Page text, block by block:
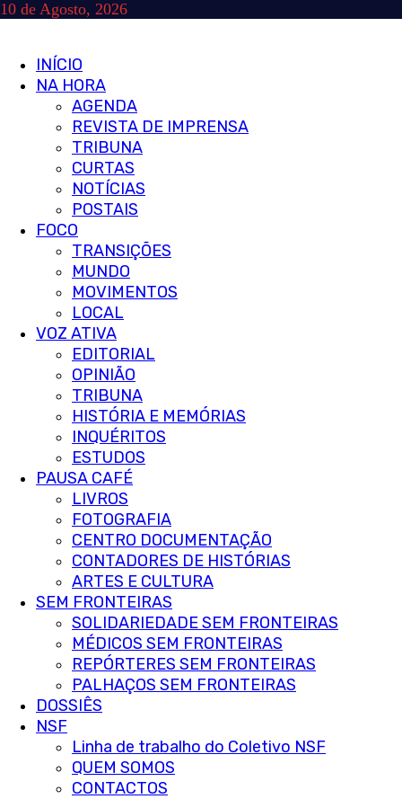
Skip
10 de Agosto, 2026
Primary
Menu
INÍCIO
NA HORA
AGENDA
REVISTA DE IMPRENSA
TRIBUNA
CURTAS
NOTÍCIAS
POSTAIS
FOCO
TRANSIÇÕES
MUNDO
MOVIMENTOS
LOCAL
VOZ ATIVA
EDITORIAL
OPINIÃO
TRIBUNA
HISTÓRIA E MEMÓRIAS
INQUÉRITOS
ESTUDOS
PAUSA CAFÉ
LIVROS
FOTOGRAFIA
CENTRO DOCUMENTAÇÃO
CONTADORES DE HISTÓRIAS
ARTES E CULTURA
SEM FRONTEIRAS
SOLIDARIEDADE SEM FRONTEIRAS
MÉDICOS SEM FRONTEIRAS
REPÓRTERES SEM FRONTEIRAS
PALHAÇOS SEM FRONTEIRAS
DOSSIÊS
NSF
Linha de trabalho do Coletivo NSF
QUEM SOMOS
CONTACTOS